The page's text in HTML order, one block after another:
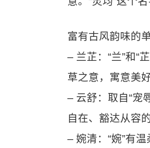
富有古风韵味的
– 兰芷：“兰”和“
草之意，寓意美
– 云舒：取自“宠
自在、豁达从容
– 婉清：“婉”有